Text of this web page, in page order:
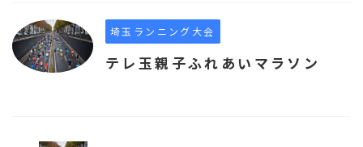
埼玉ランニング大会
テレ玉親子ふれあいマラソン